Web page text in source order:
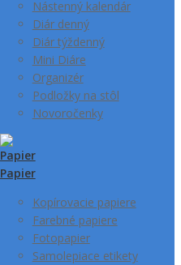
Nástenný kalendár
Diár denný
Diár týždenný
Mini Diáre
Organizér
Podložky na stôl
Novoročenky
Papier
Kopírovacie papiere
Farebné papiere
Fotopapier
Samolepiace etikety